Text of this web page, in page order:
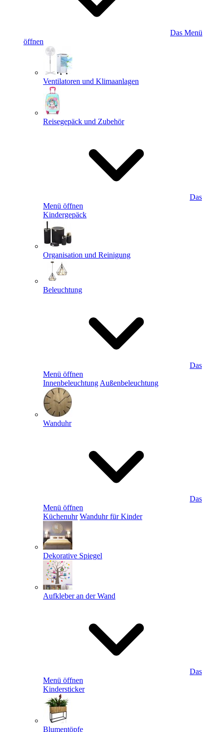
Das Menü
öffnen
Ventilatoren und Klimaanlagen
Reisegepäck und Zubehör
Das
Menü öffnen
Kindergepäck
Organisation und Reinigung
Beleuchtung
Das
Menü öffnen
Innenbeleuchtung Außenbeleuchtung
Wanduhr
Das
Menü öffnen
Küchenuhr Wanduhr für Kinder
Dekorative Spiegel
Aufkleber an der Wand
Das
Menü öffnen
Kindersticker
Blumentöpfe